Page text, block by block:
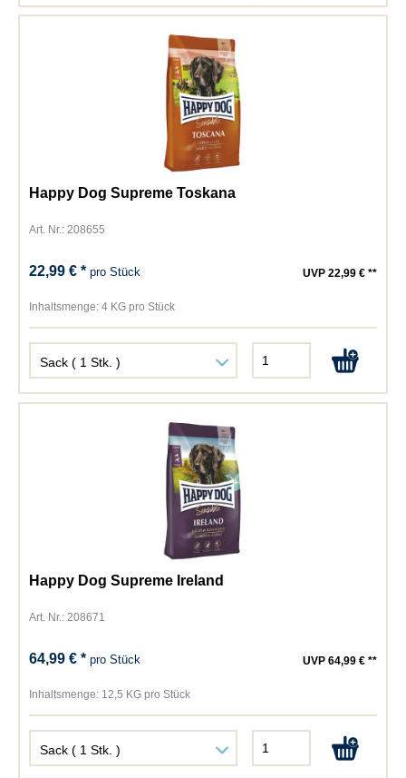
Happy Dog Supreme Toskana
Art. Nr.: 208655
22,99 € *pro Stück UVP 22,99 € **
Inhaltsmenge: 4 KG pro Stück
Happy Dog Supreme Ireland
Art. Nr.: 208671
64,99 € *pro Stück UVP 64,99 € **
Inhaltsmenge: 12,5 KG pro Stück